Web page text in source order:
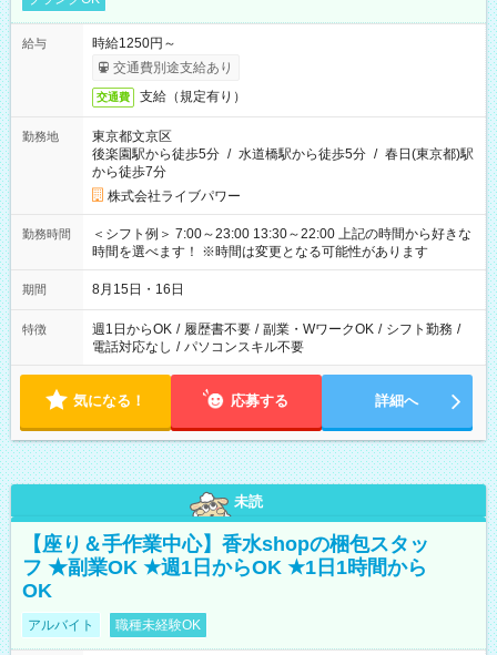
給与
時給1250円～
交通費別途支給あり
交通費 支給（規定有り）
勤務地
東京都文京区
後楽園駅から徒歩5分 / 水道橋駅から徒歩5分 / 春日(東京都)駅
から徒歩7分
株式会社ライブパワー
勤務時間
＜シフト例＞ 7:00～23:00 13:30～22:00 上記の時間から好きな
時間を選べます！ ※時間は変更となる可能性があります
期間 8月15日・16日
特徴 週1日からOK / 履歴書不要 / 副業・WワークOK / シフト勤務 /
電話対応なし / パソコンスキル不要
気になる！ 応募する 詳細へ
未読
【座り＆手作業中心】香水shopの梱包スタッ
フ ★副業OK ★週1日からOK ★1日1時間から
OK
アルバイト 職種未経験OK